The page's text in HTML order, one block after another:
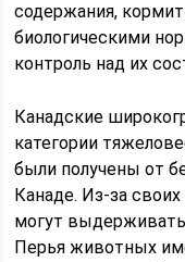
содержания,
биологическими
контроль над их
Канадские
категории
были получены от
Канаде. Из-за
могут
Перья животных